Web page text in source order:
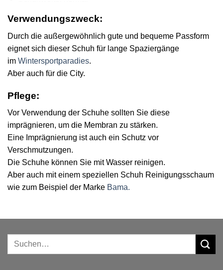
Verwendungszweck:
Durch die außergewöhnlich gute und bequeme Passform
eignet sich dieser Schuh für lange Spaziergänge
im Wintersportparadies.
Aber auch für die City.
Pflege:
Vor Verwendung der Schuhe sollten Sie diese
imprägnieren, um die Membran zu stärken.
Eine Imprägnierung ist auch ein Schutz vor
Verschmutzungen.
Die Schuhe können Sie mit Wasser reinigen.
Aber auch mit einem speziellen Schuh Reinigungsschaum
wie zum Beispiel der Marke Bama.
Suchen